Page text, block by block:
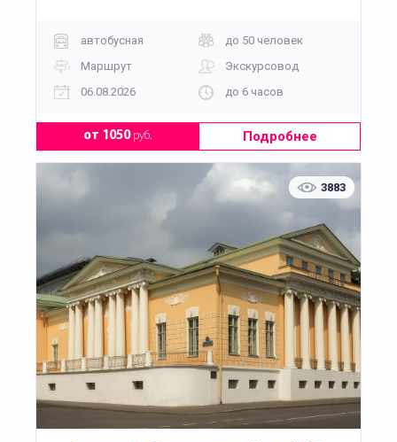
автобусная
до 50 человек
Маршрут
Экскурсовод
06.08.2026
до 6 часов
от 1050руб. Подробнее
3883